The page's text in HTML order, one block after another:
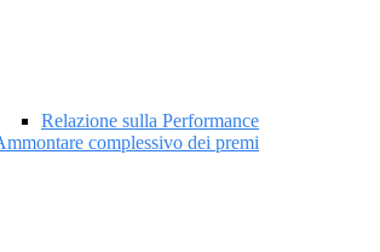
Relazione sulla Performance
complessivo dei premi